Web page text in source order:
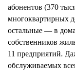
абонентов (370
многоквартирных
остальные — в
собственников
11 предприятий.
обслуживаемых